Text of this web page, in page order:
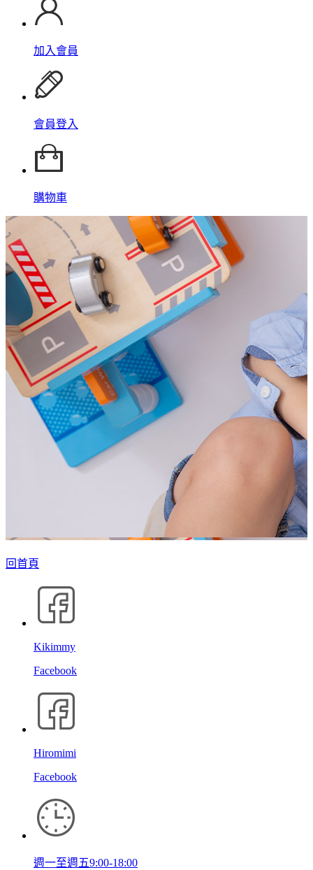
加入會員
會員登入
購物車
回首頁
Kikimmy
Facebook
Hiromimi
Facebook
週一至週五9:00-18:00